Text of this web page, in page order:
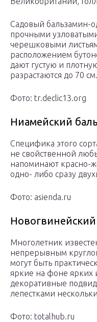
Садовый бальзамин-
прочными
черешковыми
расположением
дают густую и
разрастаются до 70 см.
Фото: tr.declic13.org
Ниамейский
Специфика этого
не свойственной
напоминают красно-
одно- либо сразу
Фото: asienda.ru
Многолетник
непрерывным
могут быть
яркие на фоне ярких
декоративные
лепестками
Фото: totalhub.ru